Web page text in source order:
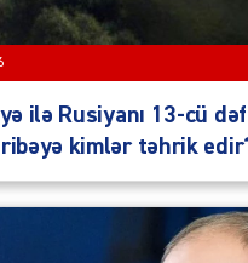
ilə Rusiyanı 13-cü
kimlər təhrik